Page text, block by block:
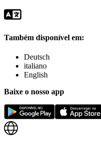
Também disponível em:
Deutsch
italiano
English
Baixe o nosso app